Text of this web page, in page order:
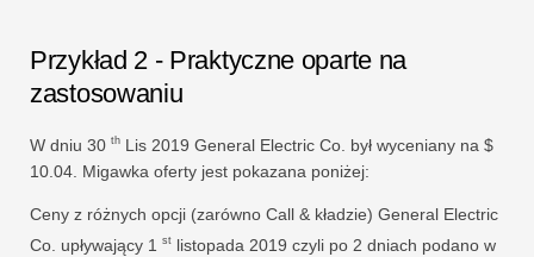
Przykład 2 - Praktyczne oparte na
zastosowaniu
W dniu 30 th Lis 2019 General Electric Co. był wyceniany na $
10.04. Migawka oferty jest pokazana poniżej:
Ceny z różnych opcji (zarówno Call & kładzie) General Electric
Co. upływający 1
st listopada 2019 czyli po 2 dniach podano w